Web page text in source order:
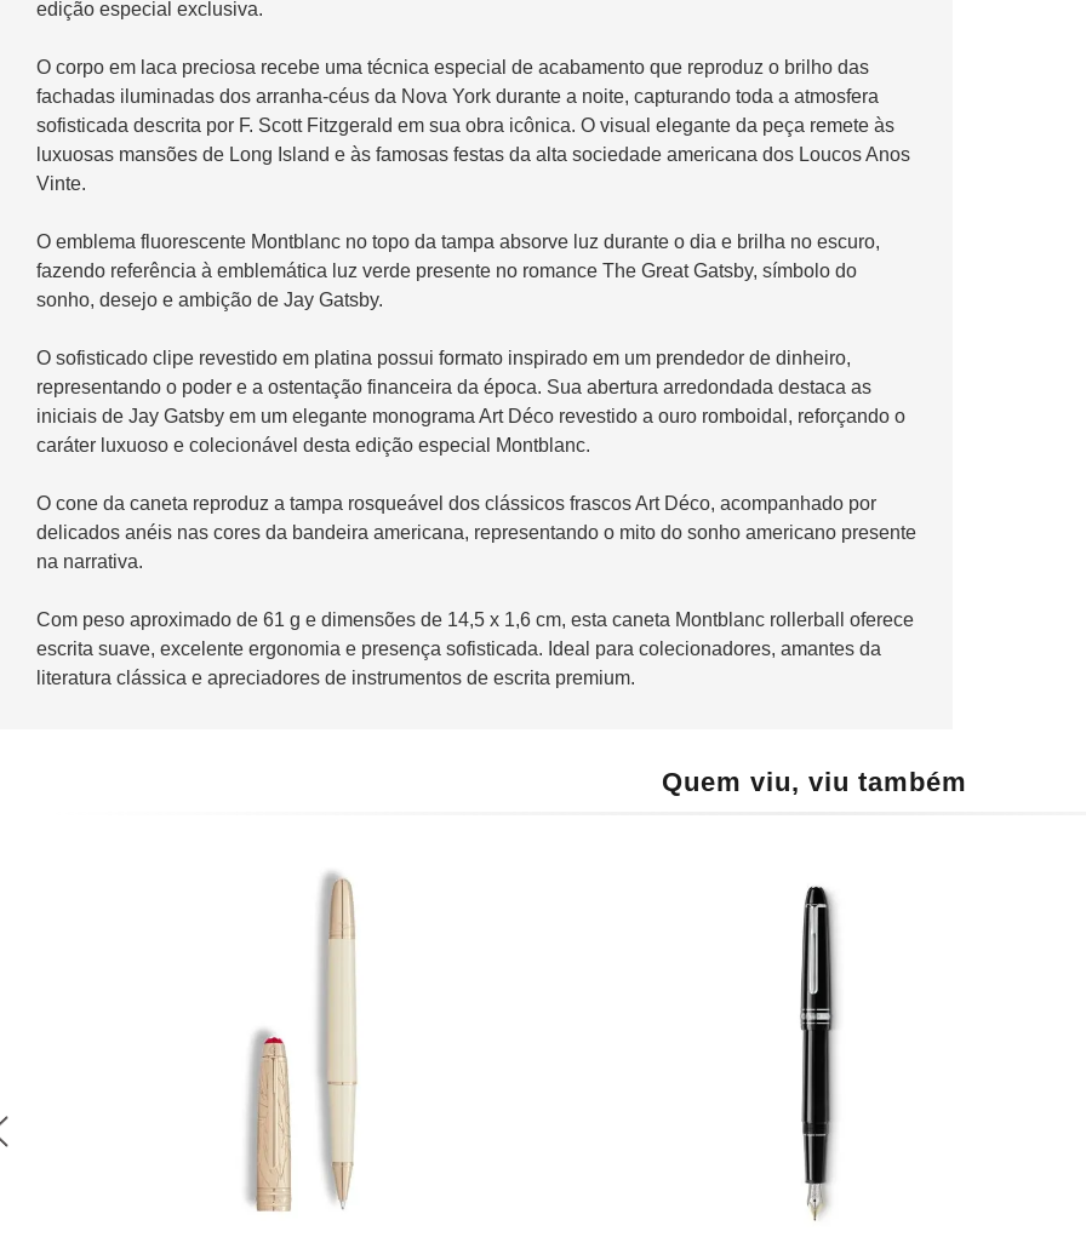
edição especial exclusiva.
O corpo em laca preciosa recebe uma técnica especial de acabamento que reproduz o brilho das
fachadas iluminadas dos arranha-céus da Nova York durante a noite, capturando toda a atmosfera
sofisticada descrita por F. Scott Fitzgerald em sua obra icônica. O visual elegante da peça remete às
luxuosas mansões de Long Island e às famosas festas da alta sociedade americana dos Loucos Anos
Vinte.
O emblema fluorescente Montblanc no topo da tampa absorve luz durante o dia e brilha no escuro,
fazendo referência à emblemática luz verde presente no romance The Great Gatsby, símbolo do
sonho, desejo e ambição de Jay Gatsby.
O sofisticado clipe revestido em platina possui formato inspirado em um prendedor de dinheiro,
representando o poder e a ostentação financeira da época. Sua abertura arredondada destaca as
iniciais de Jay Gatsby em um elegante monograma Art Déco revestido a ouro romboidal, reforçando o
caráter luxuoso e colecionável desta edição especial Montblanc.
O cone da caneta reproduz a tampa rosqueável dos clássicos frascos Art Déco, acompanhado por
delicados anéis nas cores da bandeira americana, representando o mito do sonho americano presente
na narrativa.
Com peso aproximado de 61 g e dimensões de 14,5 x 1,6 cm, esta caneta Montblanc rollerball oferece
escrita suave, excelente ergonomia e presença sofisticada. Ideal para colecionadores, amantes da
literatura clássica e apreciadores de instrumentos de escrita premium.
Quem viu, viu também